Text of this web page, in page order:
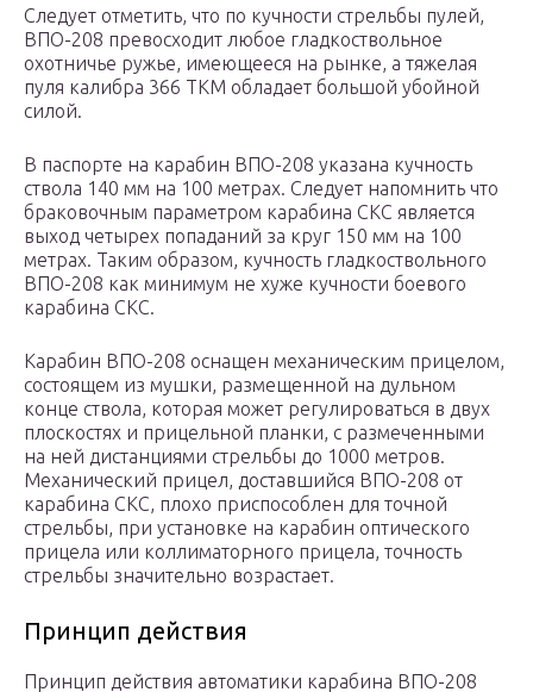
Следует отметить, что по кучности стрельбы пулей,
ВПО-208 превосходит любое гладкоствольное
охотничье ружье, имеющееся на рынке, а тяжелая
пуля калибра 366 ТКМ обладает большой убойной
силой.
В паспорте на карабин ВПО-208 указана кучность
ствола 140 мм на 100 метрах. Следует напомнить что
браковочным параметром карабина СКС является
выход четырех попаданий за круг 150 мм на 100
метрах. Таким образом, кучность гладкоствольного
ВПО-208 как минимум не хуже кучности боевого
карабина СКС.
Карабин ВПО-208 оснащен механическим прицелом,
состоящем из мушки, размещенной на дульном
конце ствола, которая может регулироваться в двух
плоскостях и прицельной планки, с размеченными
на ней дистанциями стрельбы до 1000 метров.
Механический прицел, доставшийся ВПО-208 от
карабина СКС, плохо приспособлен для точной
стрельбы, при установке на карабин оптического
прицела или коллиматорного прицела, точность
стрельбы значительно возрастает.
Принцип действия
Принцип действия автоматики карабина ВПО-208